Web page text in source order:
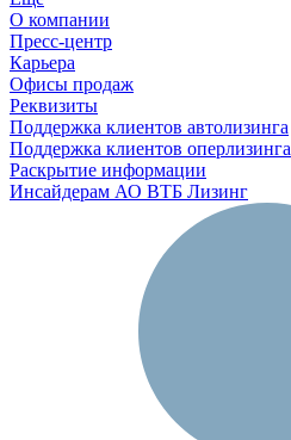
О компании
Пресс-центр
Карьера
Офисы продаж
Реквизиты
Поддержка клиентов автолизинга
Поддержка клиентов оперлизинга
Раскрытие информации
Инсайдерам АО ВТБ Лизинг